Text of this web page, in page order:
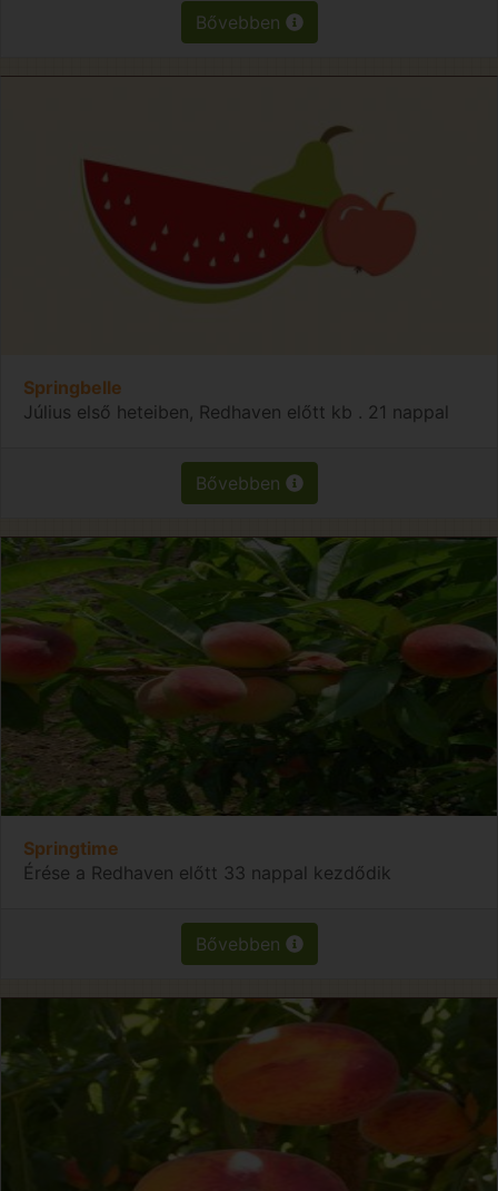
Bővebben
Springbelle
Július első heteiben, Redhaven előtt kb . 21 nappal
Bővebben
Springtime
Érése a Redhaven előtt 33 nappal kezdődik
Bővebben